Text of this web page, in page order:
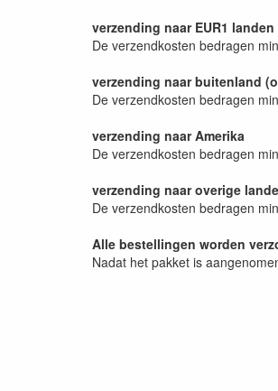
verzending naar EUR1
De verzendkosten bedragen
verzending naar buitenland
De verzendkosten bedragen
verzending naar Amerika
De verzendkosten bedragen
verzending naar overige
De verzendkosten bedragen
Alle bestellingen worden
Nadat het pakket is